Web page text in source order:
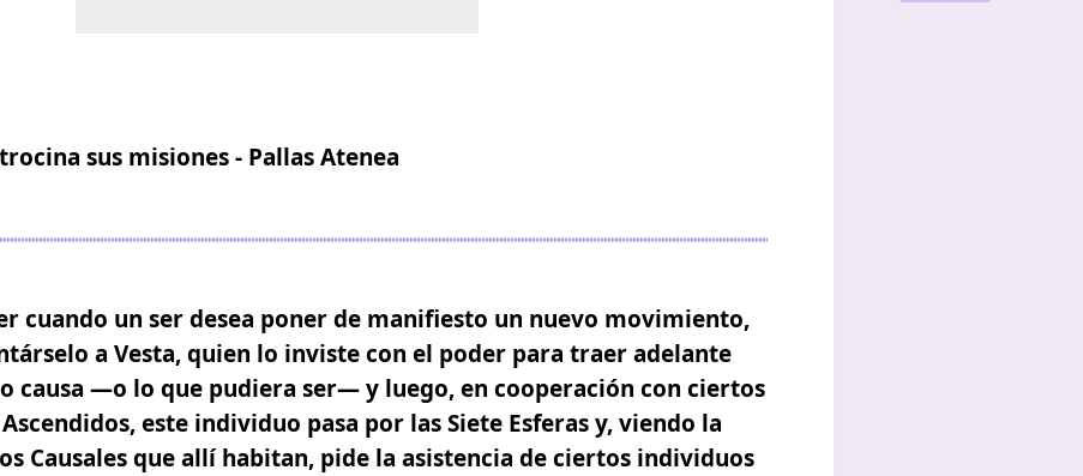
sus misiones - Pallas Atenea
cuando un ser desea poner de manifiesto un nuevo movimiento,
a Vesta, quien lo inviste con el poder para traer adelante
causa —o lo que pudiera ser— y luego, en cooperación con ciertos
este individuo pasa por las Siete Esferas y, viendo la
Causales que allí habitan, pide la asistencia de ciertos individuos